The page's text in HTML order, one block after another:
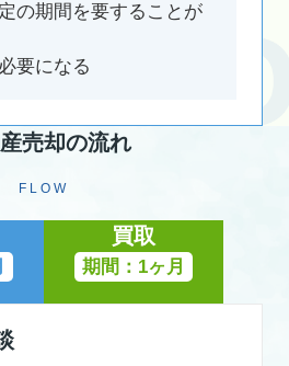
の期間を要することが
要になる
売却の流れ
FLOW
買取
期間：1ヶ月